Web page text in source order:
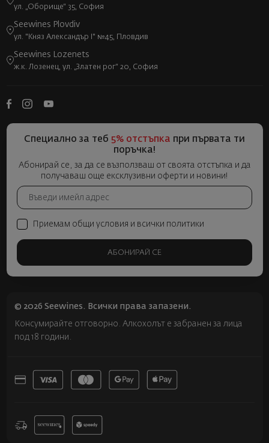
ул. „Оборище“ 35, София
Seewines Plovdiv
ул. "Княз Александър I" №45, Пловдив
Seewines Lozenets
ж.к. Лозенец, ул. „Златен рог“ 20, София
Специално за теб 5% отстъпка при първата ти
поръчка!
Абонирай се, за да се възползваш от своята отстъпка и да
получаваш още ексклузивни оферти и новини!
Приемам общи условия и всички политики
АБОНИРАЙ СЕ
© 2026 Seewines. Всички права запазени.
Консумирайте отговорно. Алкохолът е забранен за лица
под 18 години.